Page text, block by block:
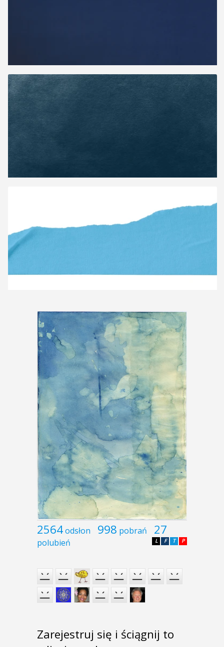
2564odsłon 998 pobrań 27
polubień P
T
F
L
Zarejestruj się i ściągnij to